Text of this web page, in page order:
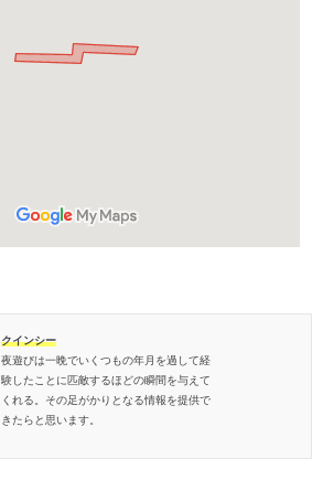
クインシー
夜遊びは一晩でいくつもの年月を過して経
験したことに匹敵するほどの瞬間を与えて
くれる。その足がかりとなる情報を提供で
きたらと思います。